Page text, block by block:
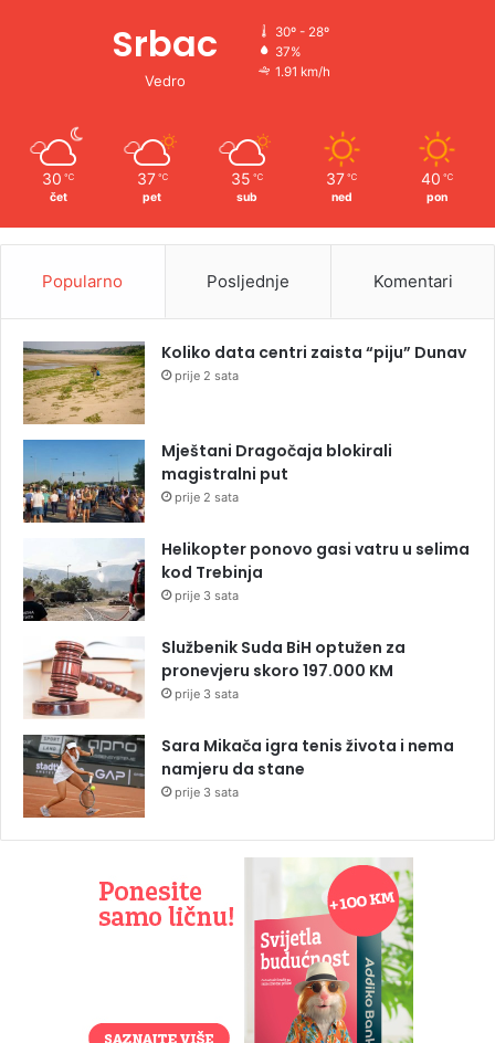
Srbac
Vedro
30º - 28º
37%
1.91 km/h
30 ℃
čet
37 ℃
pet
35 ℃
sub
37 ℃
ned
40 ℃
pon
Popularno Posljednje Komentari
Koliko data centri zaista “piju” Dunav
prije 2 sata
Mještani Dragočaja blokirali
magistralni put
prije 2 sata
Helikopter ponovo gasi vatru u selima
kod Trebinja
prije 3 sata
Službenik Suda BiH optužen za
pronevjeru skoro 197.000 KM
prije 3 sata
Sara Mikača igra tenis života i nema
namjeru da stane
prije 3 sata